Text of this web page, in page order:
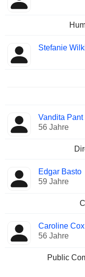
Stefanie
Vandita Pant
56 Jahre
Edgar Basto
59 Jahre
Caroline Cox
56 Jahre
Public